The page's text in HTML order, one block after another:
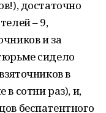
достаточно
– 9,
и за
сидело
в
сотни раз), и,
беспатентного